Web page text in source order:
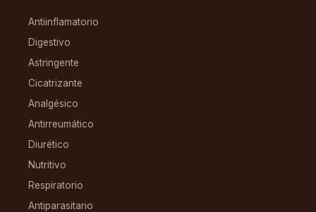
Antiinflamatorio
Digestivo
Astringente
Cicatrizante
Analgésico
Antirreumático
Diurético
Nutritivo
Respiratorio
Antiparasitario